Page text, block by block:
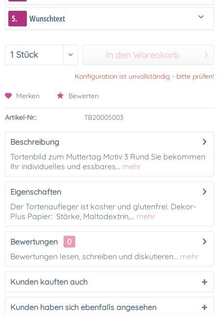
5. Wunschtext
In den Warenkorb
Konfiguration ist unvollständig - bitte prüfen!
Merken Bewerten
Artikel-Nr.: TB20005003
Beschreibung
Tortenbild zum Muttertag Motiv 3 Rund Sie bekommen
Ihr individuelles und essbares... mehr
Eigenschaften
Der Tortenaufleger ist kosher und glutenfrei. Dekor-
Plus Papier: Stärke, Maltodextrin,... mehr
Bewertungen
0
Bewertungen lesen, schreiben und diskutieren... mehr
Kunden kauften auch
Kunden haben sich ebenfalls angesehen